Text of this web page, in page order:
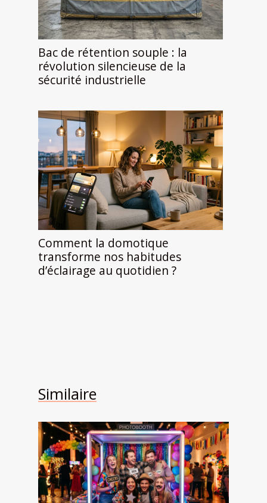
Bac de rétention souple : la
révolution silencieuse de la
sécurité industrielle
Comment la domotique
transforme nos habitudes
d’éclairage au quotidien ?
Similaire